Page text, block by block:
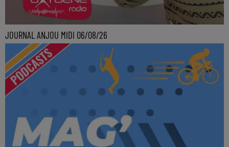
JOURNAL ANJOU MIDI 06/08/26